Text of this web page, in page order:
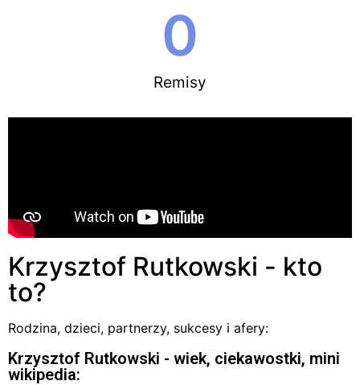
Remisy
0
Krzysztof Rutkowski - kto
to?
Rodzina, dzieci, partnerzy, sukcesy i afery:
Krzysztof Rutkowski - wiek, ciekawostki, mini
wikipedia: